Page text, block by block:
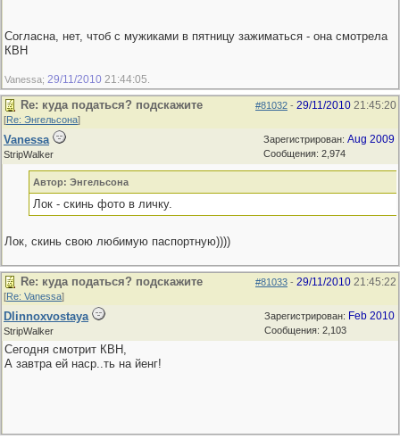
Согласна, нет, чтоб с мужиками в пятницу зажиматься - она смотрела
КВН
Vanessa; 29/11/2010 21:44:05
#81032 - 29/11/2010 21:45:20
Re: куда податься? подскажите
[Re: Энгельсона]
Зарегистрирован: Aug 2009
Сообщения: 2,974
Vanessa
StripWalker
Автор: Энгельсона
Лок - скинь фото в личку.
Лок, скинь свою любимую паспортную))))
#81033 - 29/11/2010 21:45:22
Re: куда податься? подскажите
[Re: Vanessa]
Зарегистрирован: Feb 2010
Сообщения: 2,103
Dlinnoxvostaya
StripWalker
Сегодня смотрит КВН,
А завтра ей наср..ть на йенг!